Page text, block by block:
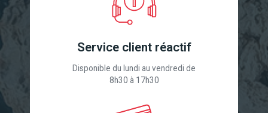
Service client réactif
Disponible du lundi au vendredi de
8h30 à 17h30